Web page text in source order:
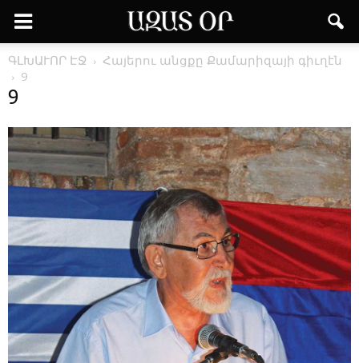
ԳԼԽԱՒՈՐ ԷՋ
Հա­յե­րու անց­քը ­Քա­մա­րի­զա­յի գիւ­ղէն
9
9